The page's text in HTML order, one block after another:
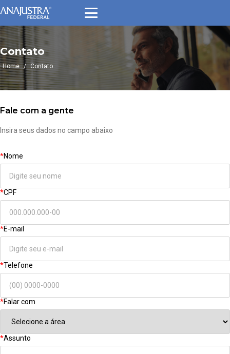
Contato
Home / Contato
Fale com a gente
Insira seus dados no campo abaixo
*Nome
*CPF
*E-mail
*Telefone
*Falar com
*Assunto